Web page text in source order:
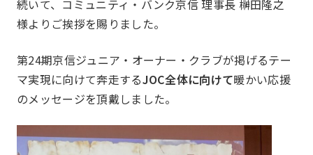
続いて、コミュニティ・バンク京信 理事長 榊田隆之
様よりご挨拶を賜りました。
第24期京信ジュニア・オーナー・クラブが掲げるテー
マ実現に向けて奔走するJOC全体に向けて暖かい応援
のメッセージを頂戴しました。